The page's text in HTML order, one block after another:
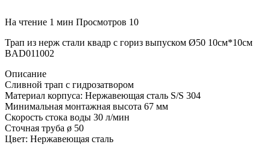
На чтение 1 мин Просмотров 10
Трап из нерж стали квадр с гориз выпуском Ø50 10см*10см
BAD011002
Описание
Сливной трап с гидрозатвором
Материал корпуса: Нержавеющая сталь S/S 304
Минимальная монтажная высота 67 мм
Скорость стока воды 30 л/мин
Сточная труба ø 50
Цвет: Нержавеющая сталь